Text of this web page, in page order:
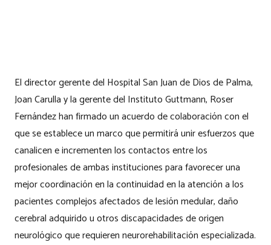
El director gerente del Hospital San Juan de Dios de Palma,
Joan Carulla y la gerente del Instituto Guttmann, Roser
Fernández han firmado un acuerdo de colaboración con el
que se establece un marco que permitirá unir esfuerzos que
canalicen e incrementen los contactos entre los
profesionales de ambas instituciones para favorecer una
mejor coordinación en la continuidad en la atención a los
pacientes complejos afectados de lesión medular, daño
cerebral adquirido u otros discapacidades de origen
neurológico que requieren neurorehabilitación especializada.